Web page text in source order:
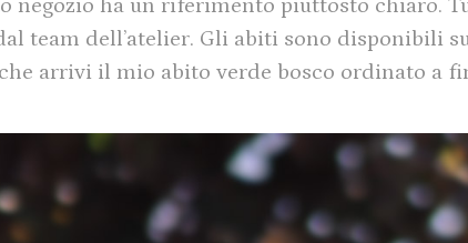
negozio ha un riferimento piuttosto chiaro.
team dell’atelier. Gli abiti sono disponibili
arrivi il mio abito verde bosco ordinato a